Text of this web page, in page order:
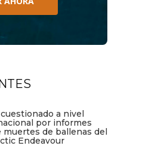
a nivel
por informes
muertes de ballenas del
Endeavour